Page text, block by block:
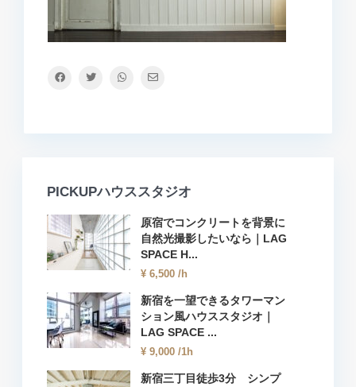
PICKUPハウススタジオ
原宿でコンクリートを背景に
自然光撮影したいなら｜LAG
SPACE H...
¥ 6,500 /h
新宿を一望できるタワーマン
ション風ハウススタジオ｜
LAG SPACE ...
¥ 9,000 /1h
新宿三丁目徒歩3分 シンプ